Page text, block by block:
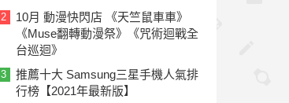
2
10月 動漫快閃店 《天竺鼠車車》
《Muse翻轉動漫祭》《咒術迴戰全
台巡迴》
3
推薦十大 Samsung三星手機人氣排
行榜【2021年最新版】